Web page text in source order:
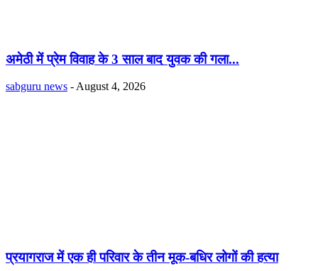
अमेठी में प्रेम विवाह के 3 साल बाद युवक की गला...
sabguru news - August 4, 2026
प्रयागराज में एक ही परिवार के तीन मूक-बधिर लोगों की हत्या